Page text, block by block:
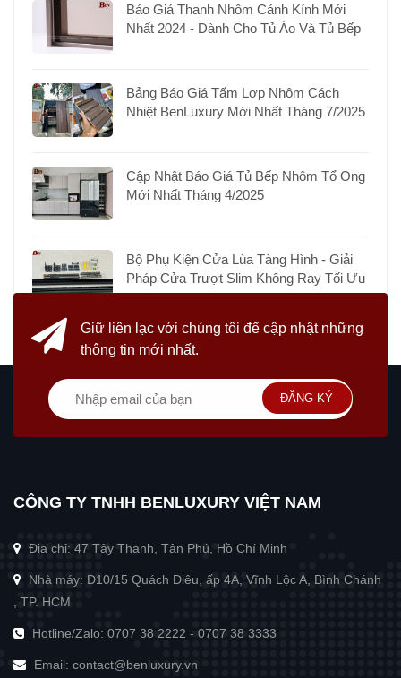
Báo Giá Thanh Nhôm Cánh Kính Mới
Nhất 2024 - Dành Cho Tủ Áo Và Tủ Bếp
Bảng Báo Giá Tấm Lợp Nhôm Cách
Nhiệt BenLuxury Mới Nhất Tháng 7/2025
Cập Nhật Báo Giá Tủ Bếp Nhôm Tổ Ong
Mới Nhất Tháng 4/2025
Bộ Phụ Kiện Cửa Lùa Tàng Hình - Giải
Pháp Cửa Trượt Slim Không Ray Tối Ưu
Giữ liên lạc với chúng tôi để cập nhật những
thông tin mới nhất.
ĐĂNG KÝ
CÔNG TY TNHH BENLUXURY VIỆT NAM
Địa chỉ: 47 Tây Thạnh, Tân Phú, Hồ Chí Minh
Nhà máy: D10/15 Quách Điêu, ấp 4A, Vĩnh Lộc A, Bình Chánh
, TP. HCM
Hotline/Zalo: 0707 38 2222 - 0707 38 3333
Email: contact@benluxury.vn